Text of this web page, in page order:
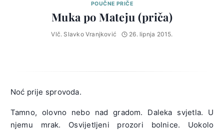
POUČNE PRIČE
Muka po Mateju (priča)
Vlč. Slavko Vranjković 26. lipnja 2015.
Noć prije sprovoda.
Tamno, olovno nebo nad gradom. Daleka svjetla. U
njemu mrak. Osvijetljeni prozori bolnice. Uokolo